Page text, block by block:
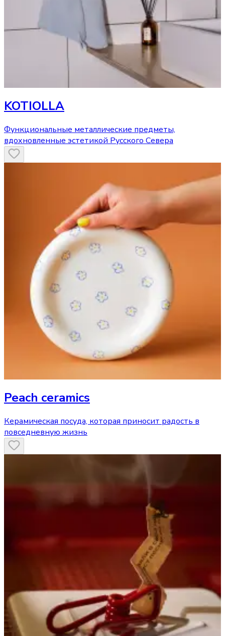
KOTIOLLA
Функциональные металлические предметы,
вдохновленные эстетикой Русского Севера
Peach ceramics
Керамическая посуда, которая приносит радость в
повседневную жизнь